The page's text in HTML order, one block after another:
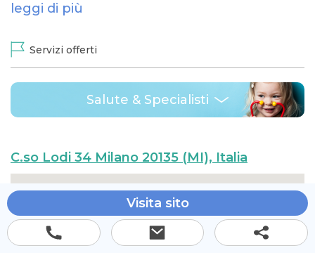
leggi di più
Servizi offerti
Salute & Specialisti
C.so Lodi 34 Milano 20135 (MI), Italia
Visita sito